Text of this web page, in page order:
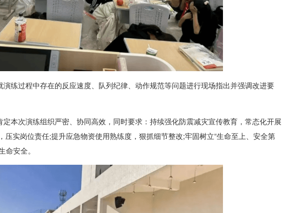
练过程中存在的反应速度、队列纪律、动作规范等问题进行现场指出并强调改进要
本次演练组织严密、协同高效，同时要求：持续强化防震减灾宣传教育，常态化开展
压实岗位责任;提升应急物资使用熟练度，狠抓细节整改;牢固树立“生命至上、安全第
安全。